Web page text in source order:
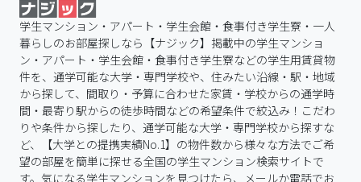
学生マンション・アパート・学生会館・食事付き学生寮・一人
暮らしのお部屋探しなら【ナジック】掲載中の学生マンショ
ン・アパート・学生会館・食事付き学生寮などの学生用賃貸物
件を、通学可能な大学・専門学校や、住みたい沿線・駅・地域
から探して、間取り・予算に合わせた家賃・学校からの通学時
間・最寄り駅からの徒歩時間などの希望条件で絞込み！こだわ
りや条件から探したり、通学可能な大学・専門学校から探すな
ど、【大学との提携実績No.1】の物件数から様々な方法でご希
望の部屋を簡単に探せる全国の学生マンション検索サイトで
す。気になる学生マンションを見つけたら、メールか電話でお